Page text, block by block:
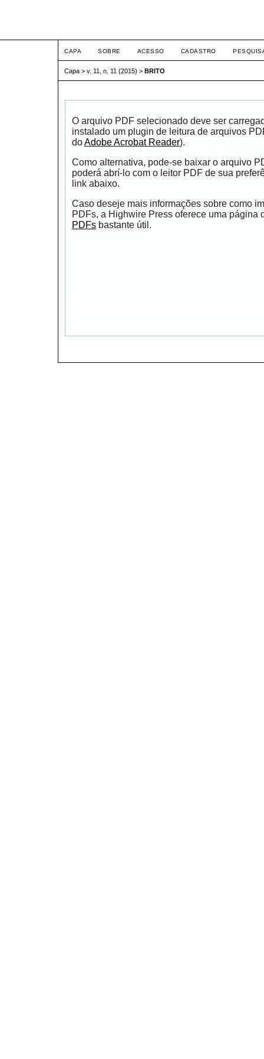
CAPA SOBRE ACESSO CADASTRO
Capa > v. 11, n. 11 (2015) > BRITO
O arquivo PDF selecionado deve ser
instalado um plugin de leitura de arquivos
doAdobe Acrobat Reader).
Como alternativa, pode-se baixar o arquivo
poderá abrí-lo com o leitor PDF de sua
link abaixo.
Caso deseje mais informações sobre como
PDFs, a Highwire Press oferece uma página
PDFs bastante útil.